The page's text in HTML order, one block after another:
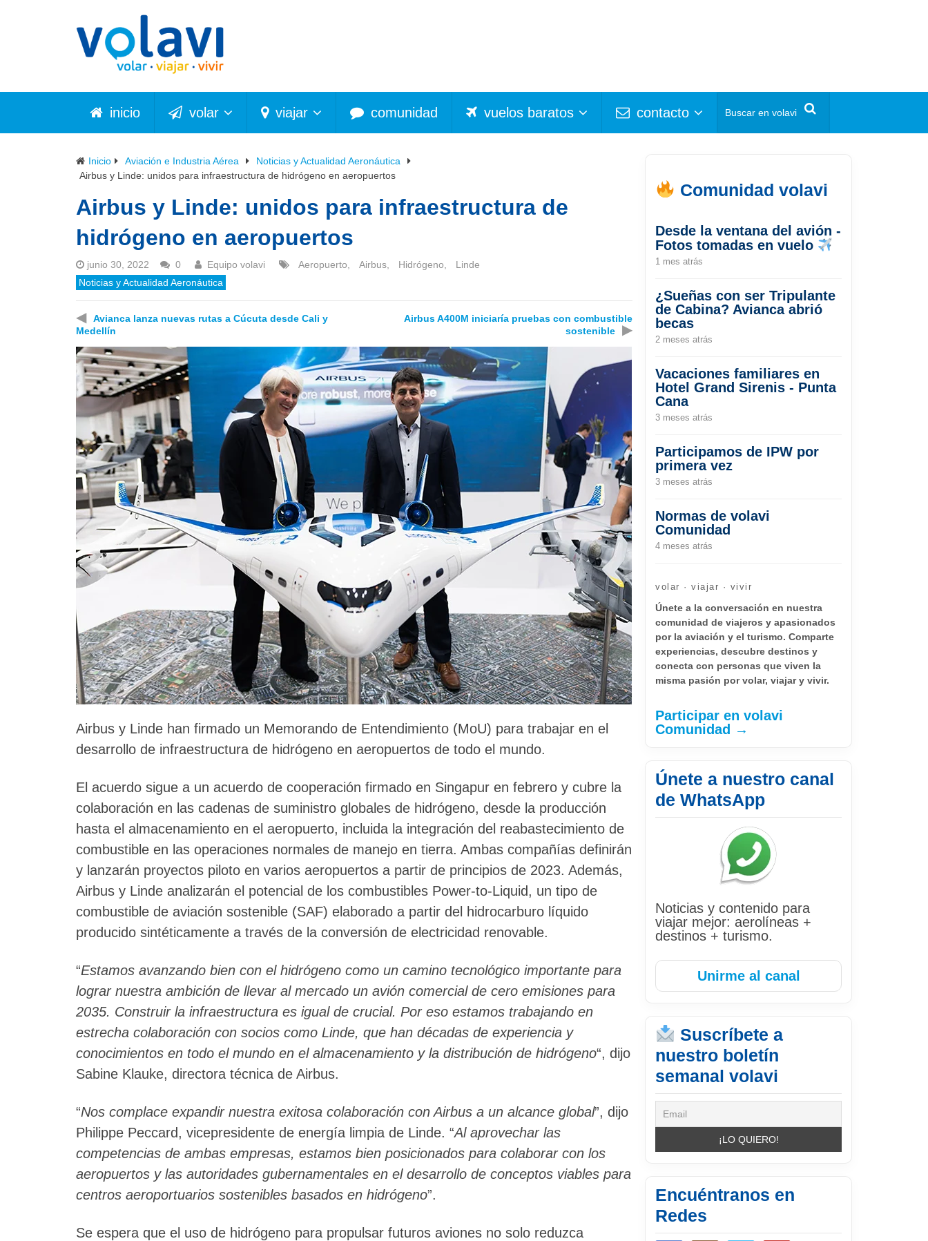
inicio volar viajar comunidad vuelos baratos contacto
Inicio Aviación e Industria Aérea
Noticias y Actualidad Aeronáutica
Airbus y Linde: unidos para infraestructura de hidrógeno en aeropuertos
Airbus y Linde: unidos para infraestructura de
hidrógeno en aeropuertos
junio 30, 2022 0 Equipo volavi Aeropuerto Airbus Hidrógeno
Linde
Noticias y Actualidad Aeronáutica
◀
Avianca lanza nuevas rutas a Cúcuta desde Cali y
Medellín
Airbus A400M iniciaría pruebas con combustible
sostenible
▶
Airbus y Linde han firmado un Memorando de Entendimiento (MoU) para trabajar en el
desarrollo de infraestructura de hidrógeno en aeropuertos de todo el mundo.
El acuerdo sigue a un acuerdo de cooperación firmado en Singapur en febrero y cubre la
colaboración en las cadenas de suministro globales de hidrógeno, desde la producción
hasta el almacenamiento en el aeropuerto, incluida la integración del reabastecimiento de
combustible en las operaciones normales de manejo en tierra. Ambas compañías definirán
y lanzarán proyectos piloto en varios aeropuertos a partir de principios de 2023. Además,
Airbus y Linde analizarán el potencial de los combustibles Power-to-Liquid, un tipo de
combustible de aviación sostenible (SAF) elaborado a partir del hidrocarburo líquido
producido sintéticamente a través de la conversión de electricidad renovable.
“Estamos avanzando bien con el hidrógeno como un camino tecnológico importante para
lograr nuestra ambición de llevar al mercado un avión comercial de cero emisiones para
2035. Construir la infraestructura es igual de crucial. Por eso estamos trabajando en
estrecha colaboración con socios como Linde, que han décadas de experiencia y
conocimientos en todo el mundo en el almacenamiento y la distribución de hidrógeno“, dijo
Sabine Klauke, directora técnica de Airbus.
“Nos complace expandir nuestra exitosa colaboración con Airbus a un alcance global”, dijo
Philippe Peccard, vicepresidente de energía limpia de Linde. “Al aprovechar las
competencias de ambas empresas, estamos bien posicionados para colaborar con los
aeropuertos y las autoridades gubernamentales en el desarrollo de conceptos viables para
centros aeroportuarios sostenibles basados en hidrógeno”.
Se espera que el uso de hidrógeno para propulsar futuros aviones no solo reduzca
Comunidad volavi
Desde la ventana del avión -
Fotos tomadas en vuelo
1 mes atrás
¿Sueñas con ser Tripulante
de Cabina? Avianca abrió
becas
2 meses atrás
Vacaciones familiares en
Hotel Grand Sirenis - Punta
Cana
3 meses atrás
Participamos de IPW por
primera vez
3 meses atrás
Normas de volavi
Comunidad
4 meses atrás
volar · viajar · vivir
Únete a la conversación en nuestra
comunidad de viajeros y apasionados
por la aviación y el turismo. Comparte
experiencias, descubre destinos y
conecta con personas que viven la
misma pasión por volar, viajar y vivir.
Participar en volavi
Comunidad →
Únete a nuestro canal
de WhatsApp
Noticias y contenido para
viajar mejor: aerolíneas +
destinos + turismo.
Unirme al canal
Suscríbete a
nuestro boletín
semanal volavi
Encuéntranos en
Redes